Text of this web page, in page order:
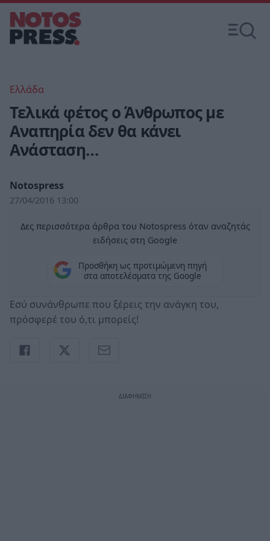
Ελλάδα
Τελικά φέτος ο Άνθρωπος με
Αναπηρία δεν θα κάνει
Ανάσταση…
Notospress
27/04/2016 13:00
Δες περισσότερα άρθρα του Notospress όταν αναζητάς
ειδήσεις στη Google
Προσθήκη ως προτιμώμενη πηγή
στα αποτελέσματα της Google
Εσύ συνάνθρωπε που ξέρεις την ανάγκη του,
πρόσφερέ του ό,τι μπορείς!